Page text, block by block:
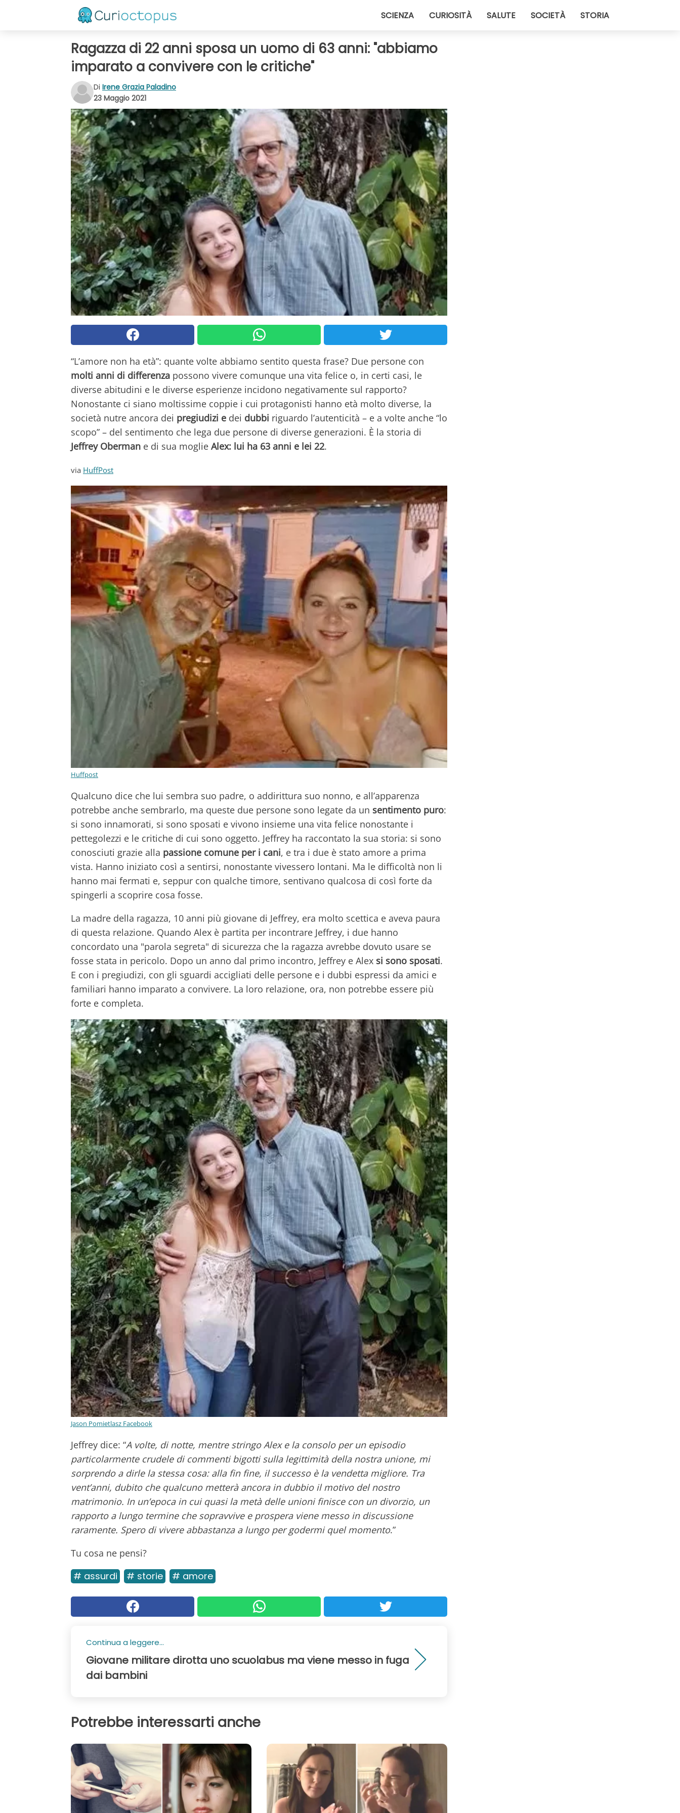
SCIENZA CURIOSITÀ SALUTE SOCIETÀ STORIA
Ragazza di 22 anni sposa un uomo di 63 anni: "abbiamo
imparato a convivere con le critiche"
Di Irene Grazia Paladino
23 Maggio 2021
“L’amore non ha età”: quante volte abbiamo sentito questa frase? Due persone con
molti anni di differenza possono vivere comunque una vita felice o, in certi casi, le
diverse abitudini e le diverse esperienze incidono negativamente sul rapporto?
Nonostante ci siano moltissime coppie i cui protagonisti hanno età molto diverse, la
società nutre ancora dei pregiudizi e dei dubbi riguardo l’autenticità – e a volte anche “lo
scopo” – del sentimento che lega due persone di diverse generazioni. È la storia di
Jeffrey Oberman e di sua moglie Alex: lui ha 63 anni e lei 22.
via HuffPost
Huffpost
Qualcuno dice che lui sembra suo padre, o addirittura suo nonno, e all’apparenza
potrebbe anche sembrarlo, ma queste due persone sono legate da un sentimento puro:
si sono innamorati, si sono sposati e vivono insieme una vita felice nonostante i
pettegolezzi e le critiche di cui sono oggetto. Jeffrey ha raccontato la sua storia: si sono
conosciuti grazie alla passione comune per i cani, e tra i due è stato amore a prima
vista. Hanno iniziato così a sentirsi, nonostante vivessero lontani. Ma le difficoltà non li
hanno mai fermati e, seppur con qualche timore, sentivano qualcosa di così forte da
spingerli a scoprire cosa fosse.
La madre della ragazza, 10 anni più giovane di Jeffrey, era molto scettica e aveva paura
di questa relazione. Quando Alex è partita per incontrare Jeffrey, i due hanno
concordato una "parola segreta" di sicurezza che la ragazza avrebbe dovuto usare se
fosse stata in pericolo. Dopo un anno dal primo incontro, Jeffrey e Alex si sono sposati.
E con i pregiudizi, con gli sguardi accigliati delle persone e i dubbi espressi da amici e
familiari hanno imparato a convivere. La loro relazione, ora, non potrebbe essere più
forte e completa.
Jason Pomietlasz Facebook
Jeffrey dice: “A volte, di notte, mentre stringo Alex e la consolo per un episodio
particolarmente crudele di commenti bigotti sulla legittimità della nostra unione, mi
sorprendo a dirle la stessa cosa: alla fin fine, il successo è la vendetta migliore. Tra
vent’anni, dubito che qualcuno metterà ancora in dubbio il motivo del nostro
matrimonio. In un’epoca in cui quasi la metà delle unioni finisce con un divorzio, un
rapporto a lungo termine che sopravvive e prospera viene messo in discussione
raramente. Spero di vivere abbastanza a lungo per godermi quel momento.”
Tu cosa ne pensi?
# assurdi # storie # amore
Continua a leggere...
Giovane militare dirotta uno scuolabus ma viene messo in fuga
dai bambini
Potrebbe interessarti anche